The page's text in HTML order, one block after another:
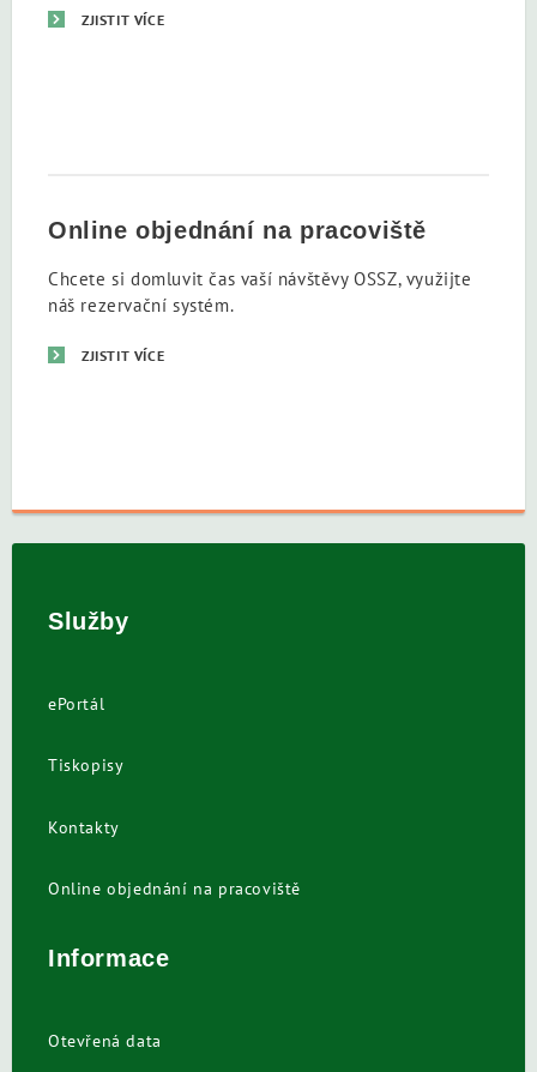
ZJISTIT VÍCE
Online objednání na pracoviště
Chcete si domluvit čas vaší návštěvy OSSZ, využijte
náš rezervační systém.
ZJISTIT VÍCE
Služby
ePortál
Tiskopisy
Kontakty
Online objednání na pracoviště
Informace
Otevřená data